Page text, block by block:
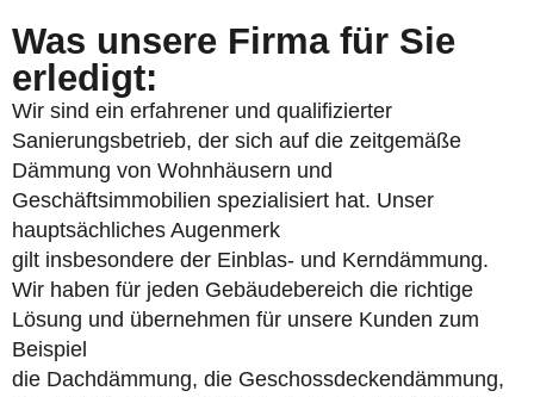
Was unsere Firma für Sie
erledigt:
Wir sind ein erfahrener und qualifizierter
Sanierungsbetrieb, der sich auf die zeitgemäße
Dämmung von Wohnhäusern und
Geschäftsimmobilien spezialisiert hat. Unser
hauptsächliches Augenmerk
gilt insbesondere der Einblas- und Kerndämmung.
Wir haben für jeden Gebäudebereich die richtige
Lösung und übernehmen für unsere Kunden zum
Beispiel
die Dachdämmung, die Geschossdeckendämmung,